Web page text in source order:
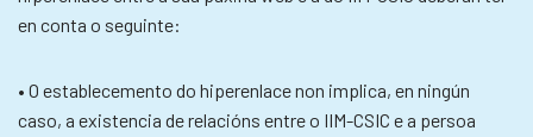
en conta o seguinte:
• O establecemento do hiperenlace non implica, en ningún
caso, a existencia de relacións entre o IIM-CSIC e a persoa